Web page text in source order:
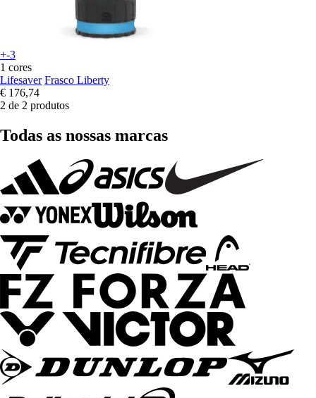
+-3
1 cores
Lifesaver Frasco Liberty
€ 176,74
2 de 2 produtos
Todas as nossas marcas